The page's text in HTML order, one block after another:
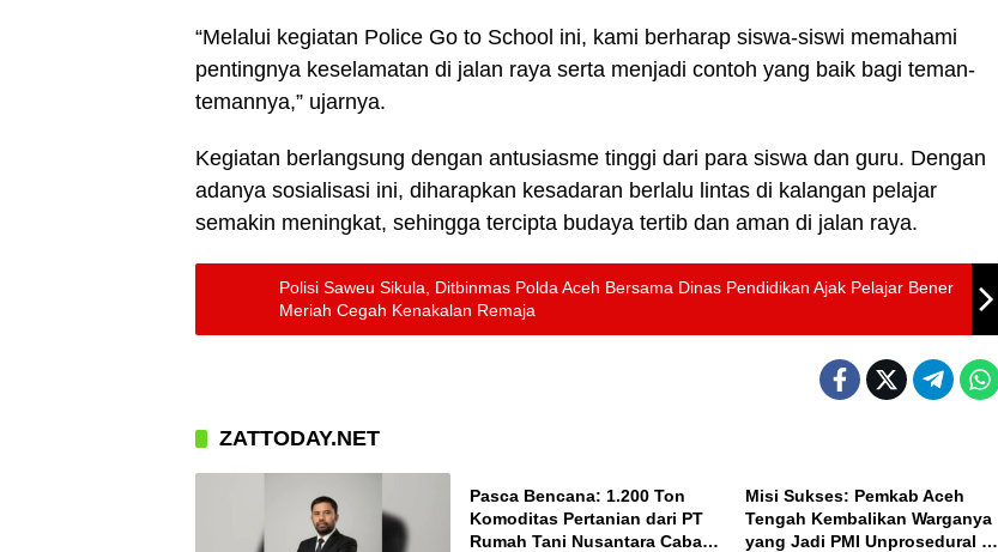
“Melalui kegiatan Police Go to School ini, kami berharap siswa-siswi memahami
pentingnya keselamatan di jalan raya serta menjadi contoh yang baik bagi teman-
temannya,” ujarnya.
Kegiatan berlangsung dengan antusiasme tinggi dari para siswa dan guru. Dengan
adanya sosialisasi ini, diharapkan kesadaran berlalu lintas di kalangan pelajar
semakin meningkat, sehingga tercipta budaya tertib dan aman di jalan raya.
Polisi Saweu Sikula, Ditbinmas Polda Aceh Bersama Dinas Pendidikan Ajak Pelajar Bener
Meriah Cegah Kenakalan Remaja
ZATTODAY.NET
Pasca Bencana: 1.200 Ton
Komoditas Pertanian dari PT
Rumah Tani Nusantara Cabang
Misi Sukses: Pemkab Aceh
Tengah Kembalikan Warganya
yang Jadi PMI Unprosedural di